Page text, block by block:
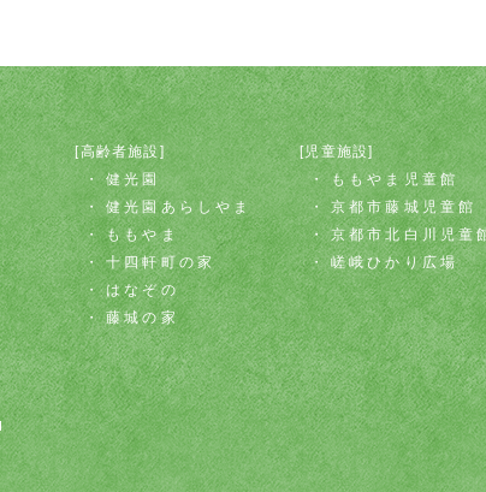
[高齢者施設]
健光園
健光園あらしやま
ももやま
十四軒町の家
はなぞの
藤城の家
[児童施設]
ももやま児童館
京都市藤城児童館
京都市北白川児童
嵯峨ひかり広場